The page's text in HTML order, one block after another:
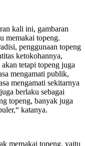
kali ini, gambaran
memakai topeng.
penggunaan topeng
ketokohannya,
tetapi topeng juga
mengamati publik,
mengamati sekitarnya
berlaku sebagai
topeng, banyak juga
katanya.
memakai topeng, yaitu